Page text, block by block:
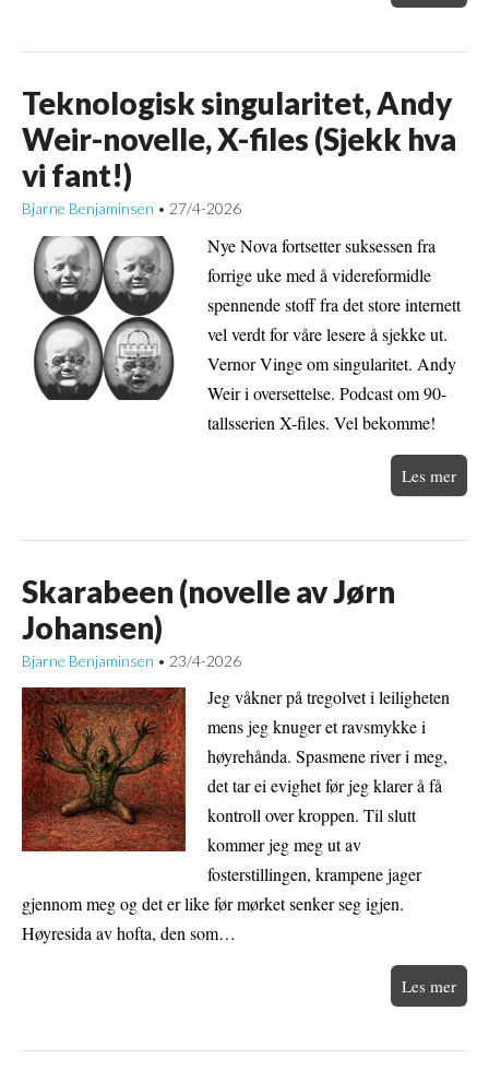
Teknologisk singularitet, Andy
Weir-novelle, X-files (Sjekk hva
vi fant!)
Bjarne Benjaminsen • 27/4-2026
Nye Nova fortsetter suksessen fra
forrige uke med å videreformidle
spennende stoff fra det store internett
vel verdt for våre lesere å sjekke ut.
Vernor Vinge om singularitet. Andy
Weir i oversettelse. Podcast om 90-
tallsserien X-files. Vel bekomme!
Les mer
Skarabeen (novelle av Jørn
Johansen)
Bjarne Benjaminsen • 23/4-2026
Jeg våkner på tregolvet i leiligheten
mens jeg knuger et ravsmykke i
høyrehånda. Spasmene river i meg,
det tar ei evighet før jeg klarer å få
kontroll over kroppen. Til slutt
kommer jeg meg ut av
fosterstillingen, krampene jager
gjennom meg og det er like før mørket senker seg igjen.
Høyresida av hofta, den som…
Les mer